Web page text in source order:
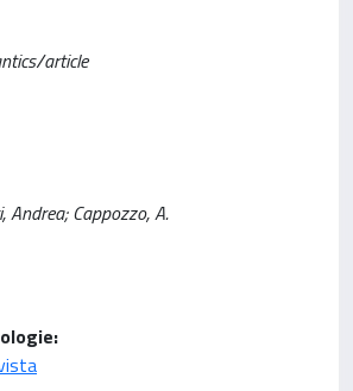
article
Andrea; Cappozzo, A.